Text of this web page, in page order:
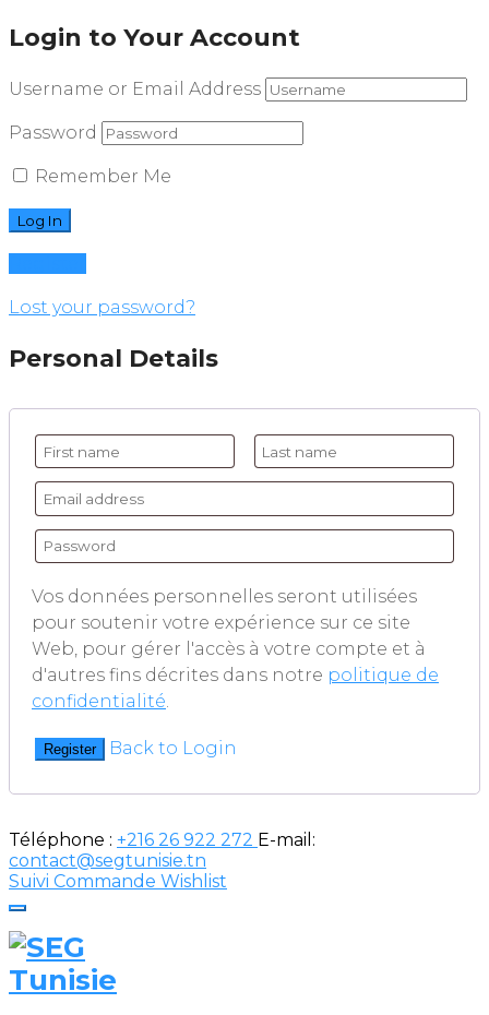
Login to Your Account
Username or Email Address
Password
Remember Me
Lost your password?
Personal Details
Vos données personnelles seront utilisées
pour soutenir votre expérience sur ce site
Web, pour gérer l'accès à votre compte et à
d'autres fins décrites dans notre politique de
confidentialité.
Register Back to Login
Téléphone : +216 26 922 272 E-mail:
contact@segtunisie.tn
Suivi Commande Wishlist